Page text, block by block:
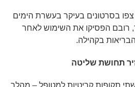
בסרטונים בעיקר בעשרת הימים
רובם הפסיקו את השימוש לאחר
בקהילה.
תחושת שליטה
תקופות קריטיות למטופל – מהלך